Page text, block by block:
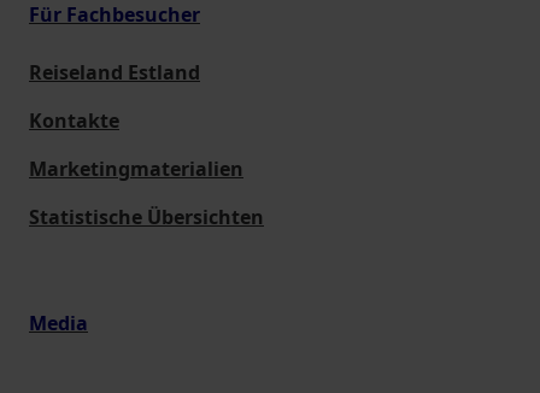
Für Fachbesucher
Reiseland Estland
Kontakte
Marketingmaterialien
Statistische Übersichten
Media